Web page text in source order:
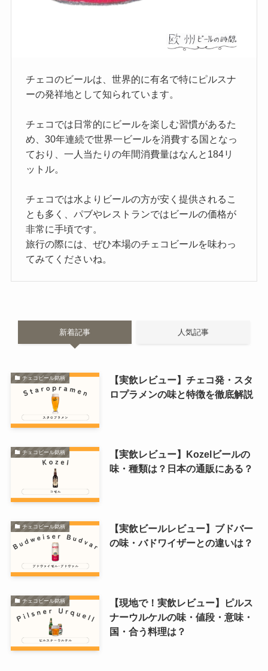
チェコのビールは、世界的に有名で特にピルスナ
ーの発祥地として知られています。
チェコでは日常的にビールを楽しむ習慣があるた
め、30年連続で世界一ビールを消費する国となっ
ており、一人当たりの年間消費量はなんと184リ
ットル。
チェコでは水よりビールの方が安く提供されるこ
とも多く、パブやレストランではビールの価格が
非常に手頃です。
旅行の際には、ぜひ本場のチェコビールを味わっ
てみてくださいね。
新着記事 人気記事
チェコビール銘柄
【実飲レビュー】チェコ発・スタ
ロプラメンの味と特徴を徹底解説
チェコビール銘柄
【実飲レビュー】Kozelビールの
味・種類は？日本の通販にある？
チェコビール銘柄
【実飲ビールレビュー】ブドバー
の味・バドワイザーとの違いは？
チェコビール銘柄
【現地で！実飲レビュー】ピルス
ナーウルケルの味・値段・意味・
国・合う料理は？